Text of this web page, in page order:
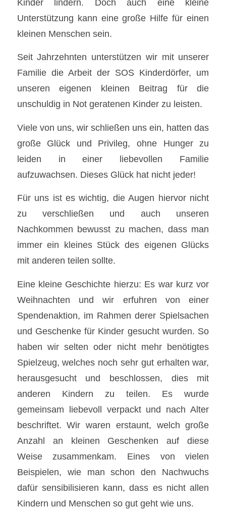
Unterstützung kann eine große Hilfe für einen
kleinen Menschen sein.
Seit Jahrzehnten unterstützen wir mit unserer
Familie die Arbeit der SOS Kinderdörfer, um
unseren eigenen kleinen Beitrag für die
unschuldig in Not geratenen Kinder zu leisten.
Viele von uns, wir schließen uns ein, hatten das
große Glück und Privileg, ohne Hunger zu
leiden in einer liebevollen Familie
aufzuwachsen. Dieses Glück hat nicht jeder!
Für uns ist es wichtig, die Augen hiervor nicht
zu verschließen und auch unseren
Nachkommen bewusst zu machen, dass man
immer ein kleines Stück des eigenen Glücks
mit anderen teilen sollte.
Eine kleine Geschichte hierzu: Es war kurz vor
Weihnachten und wir erfuhren von einer
Spendenaktion, im Rahmen derer Spielsachen
und Geschenke für Kinder gesucht wurden. So
haben wir selten oder nicht mehr benötigtes
Spielzeug, welches noch sehr gut erhalten war,
herausgesucht und beschlossen, dies mit
anderen Kindern zu teilen. Es wurde
gemeinsam liebevoll verpackt und nach Alter
beschriftet. Wir waren erstaunt, welch große
Anzahl an kleinen Geschenken auf diese
Weise zusammenkam. Eines von vielen
Beispielen, wie man schon den Nachwuchs
dafür sensibilisieren kann, dass es nicht allen
Kindern und Menschen so gut geht wie uns.